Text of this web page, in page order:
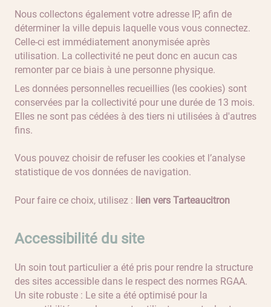
Nous collectons également votre adresse IP, afin de
déterminer la ville depuis laquelle vous vous connectez.
Celle-ci est immédiatement anonymisée après
utilisation. La collectivité ne peut donc en aucun cas
remonter par ce biais à une personne physique.
Les données personnelles recueillies (les cookies) sont
conservées par la collectivité pour une durée de 13 mois.
Elles ne sont pas cédées à des tiers ni utilisées à d'autres
fins.
Vous pouvez choisir de refuser les cookies et l’analyse
statistique de vos données de navigation.
Pour faire ce choix, utilisez : lien vers Tarteaucitron
Accessibilité du site
Un soin tout particulier a été pris pour rendre la structure
des sites accessible dans le respect des normes RGAA.
Un site robuste : Le site a été optimisé pour la